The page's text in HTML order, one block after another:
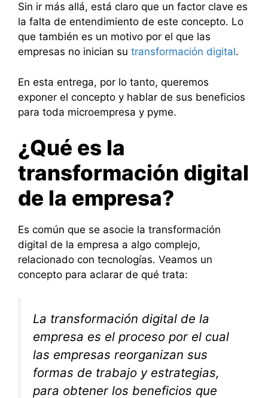
Sin ir más allá, está claro que un factor clave es
la falta de entendimiento de este concepto. Lo
que también es un motivo por el que las
empresas no inician su transformación digital.
En esta entrega, por lo tanto, queremos
exponer el concepto y hablar de sus beneficios
para toda microempresa y pyme.
¿Qué es la
transformación digital
de la empresa?
Es común que se asocie la transformación
digital de la empresa a algo complejo,
relacionado con tecnologías. Veamos un
concepto para aclarar de qué trata:
La transformación digital de la
empresa es el proceso por el cual
las empresas reorganizan sus
formas de trabajo y estrategias,
para obtener los beneficios que